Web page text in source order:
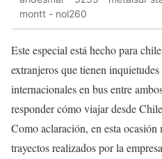
montt - nol260
Este especial está hecho para
extranjeros que tienen
internacionales en bus entre
responder cómo viajar desde
Como aclaración, en esta ocasión
trayectos realizados por la empresa